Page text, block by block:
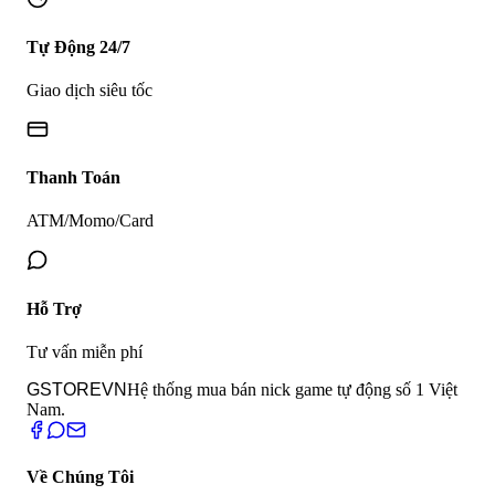
Tự Động 24/7
Giao dịch siêu tốc
Thanh Toán
ATM/Momo/Card
Hỗ Trợ
Tư vấn miễn phí
GSTOREVNHệ thống mua bán nick game tự động số 1 Việt
Nam.
Về Chúng Tôi